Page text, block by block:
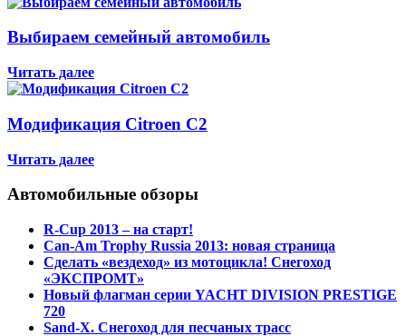
Выбираем семейный автомобиль
Читать далее
Модификация Citroen С2
Читать далее
Автомобильные обзоры
R-Cup 2013 – на старт!
Can-Am Trophy Russia 2013: новая страница
Сделать «вездеход» из мотоцикла! Снегоход
«ЭКСПРОМТ»
Новый флагман серии YACHT DIVISION PRESTIGE
720
Sand-X. Снегоход для песчаных трасс